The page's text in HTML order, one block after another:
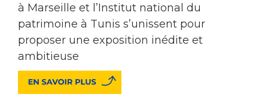
à Marseille et l’Institut national du
patrimoine à Tunis s’unissent pour
proposer une exposition inédite et
ambitieuse